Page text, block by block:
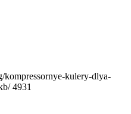
kompressornye-kulery-dlya-
4931